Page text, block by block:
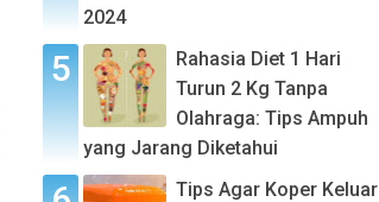
2024
Rahasia Diet 1 Hari
Turun 2 Kg Tanpa
Olahraga: Tips Ampuh
yang Jarang Diketahui
Tips Agar Koper Keluar